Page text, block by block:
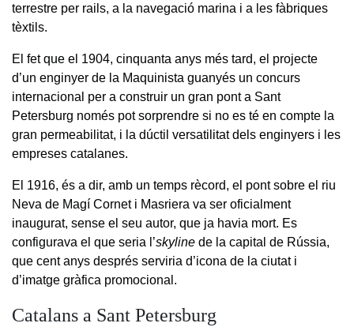
terrestre per rails, a la navegació marina i a les fàbriques
tèxtils.
El fet que el 1904, cinquanta anys més tard, el projecte
d’un enginyer de la Maquinista guanyés un concurs
internacional per a construir un gran pont a Sant
Petersburg només pot sorprendre si no es té en compte la
gran permeabilitat, i la dúctil versatilitat dels enginyers i les
empreses catalanes.
El 1916, és a dir, amb un temps rècord, el pont sobre el riu
Neva de Magí Cornet i Masriera va ser oficialment
inaugurat, sense el seu autor, que ja havia mort. Es
configurava el que seria l’skyline de la capital de Rússia,
que cent anys després serviria d’icona de la ciutat i
d’imatge gràfica promocional.
Catalans a Sant Petersburg